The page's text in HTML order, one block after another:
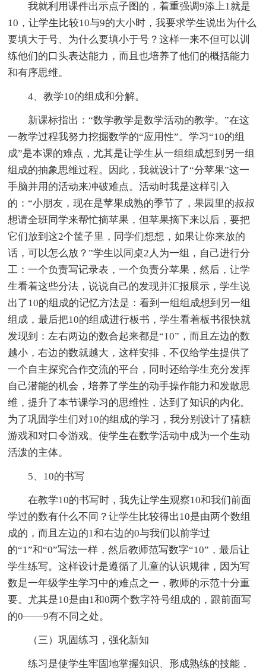
我就利用课件出示点子图的，着重强调9添上1就是
10，让学生比较10与9的大小时，我要求学生说出为什么
要填大于号、为什么要填小于号？这样一来不但可以训
练他们的口头表达能力，而且也培养了他们的概括能力
和有序思维。
4、教学10的组成和分解。
新课标指出：“数学教学是数学活动的教学。”在这
一教学过程我努力挖掘数学的“应用性”。学习“10的组
成”是本课的难点，尤其是让学生从一组组成想到另一组
组成的抽象思维过程。因此，我就设计了“分苹果”这一
手脑并用的活动来冲破难点。活动时我是这样引入
的：“小朋友，现在是苹果成熟的季节了，果园里的叔叔
想请全班同学来帮忙摘苹果，但苹果摘下来以后，要把
它们放到这2个筐子里，同学们想想，如果让你来放的
话，可以怎么放？”学生以同桌2人为一组，自己进行分
工：一个负责写记录表，一个负责分苹果，然后，让学
生看着这些分法，说说自己的发现并汇报展示，学生说
出了10的组成的记忆方法是：看到一组组成想到另一组
组成，最后把10的组成进行板书，学生看着板书很快就
发现到：左右两边的数合起来都是“10”，而且左边的数
越小，右边的数就越大，这样安排，不仅给学生提供了
一个自主探究合作交流的平台，同时还给学生充分发挥
自己潜能的机会，培养了学生的动手操作能力和发散思
维，提升了本节课学习的思维性，达到了知识的内化。
为了巩固学生们对10的组成的学习，我分别设计了猜糖
游戏和对口令游戏。使学生在数学活动中成为一个生动
活泼的主体。
5、10的书写
在教学10的书写时，我先让学生观察10和我们前面
学过的数有什么不同？让学生比较得出10是由两个数组
成的，而且左边的1和右边的0与我们以前学过
的“1”和“0”写法一样，然后教师范写数字“10”，最后让
学生练写。这样设计是遵循了儿童的认识规律，因为写
数是一年级学生学习中的难点之一，教师的示范十分重
要。尤其是10是由1和0两个数字符号组成的，跟前面写
的0——9有不同之处。
（三）巩固练习，强化新知
练习是使学生牢固地掌握知识、形成熟练的技能，